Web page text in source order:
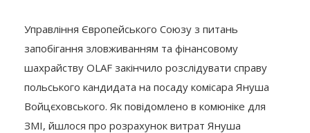
Управління Європейського Союзу з питань
запобігання зловживанням та фінансовому
шахрайству OLAF закінчило розслідувати справу
польського кандидата на посаду комісара Януша
Войцєховського. Як повідомлено в комюніке для
ЗМІ, йшлося про розрахунок витрат Януша